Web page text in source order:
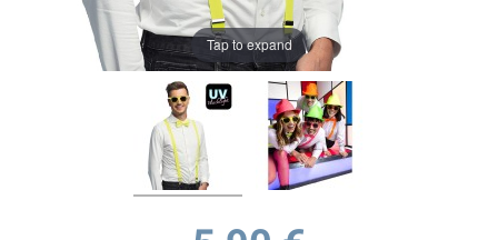
Tap to expand